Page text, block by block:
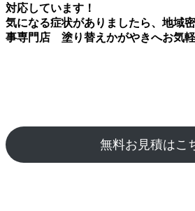
対応しています！
気になる症状がありましたら、地域
事専門店 塗り替えかがやきへお気軽
無料お見積はこ